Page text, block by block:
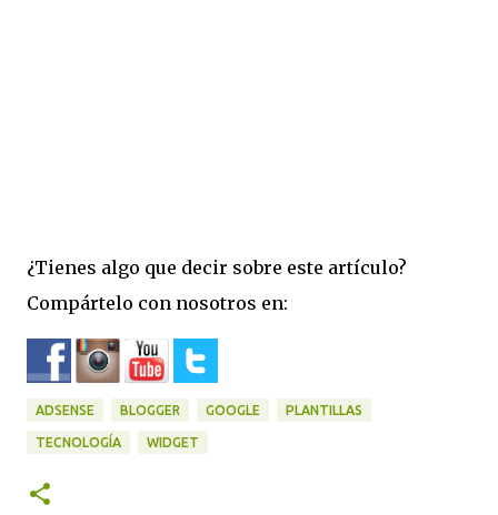
¿Tienes algo que decir sobre este artículo?
Compártelo con nosotros en:
ADSENSE BLOGGER GOOGLE PLANTILLAS
TECNOLOGÍA WIDGET